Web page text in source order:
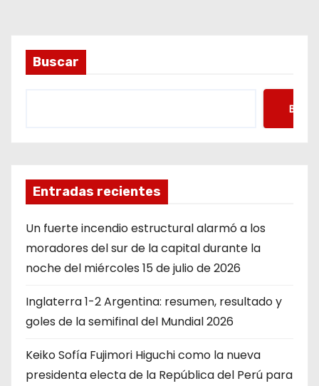
Buscar
Entradas recientes
Un fuerte incendio estructural alarmó a los
moradores del sur de la capital durante la
noche del miércoles 15 de julio de 2026
Inglaterra 1-2 Argentina: resumen, resultado y
goles de la semifinal del Mundial 2026
Keiko Sofía Fujimori Higuchi como la nueva
presidenta electa de la República del Perú para